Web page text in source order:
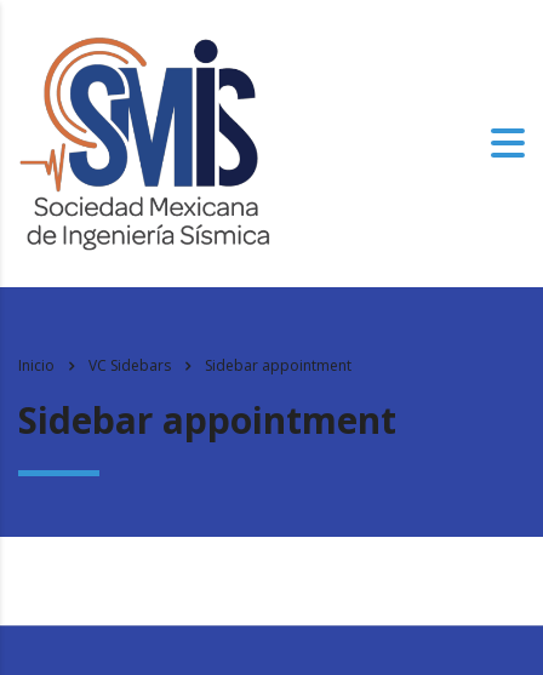
Inicio VC Sidebars Sidebar appointment
Sidebar appointment